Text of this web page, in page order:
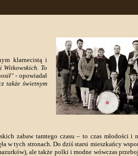
klarnecistą i
Witkowskich. To
- opowiadał
także świetnym
zabaw tamtego czasu – to czas młodości i
w tych stronach. Do dziś starsi mieszkańcy
ale także polki i modne wówczas